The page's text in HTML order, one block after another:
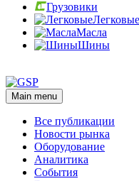
Грузовики
Легковые
Масла
Шины
Main menu
Все публикации
Новости рынка
Оборудование
Аналитика
События